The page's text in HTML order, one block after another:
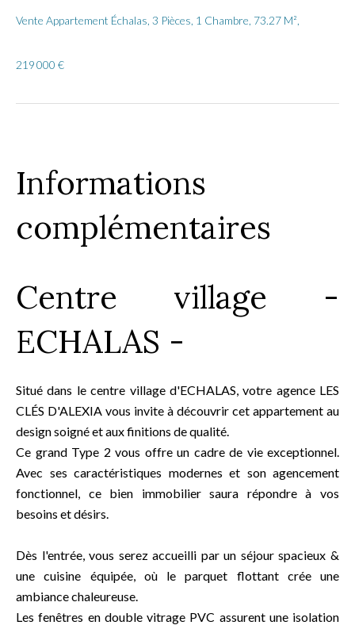
Vente Appartement Échalas, 3 Pièces, 1 Chambre, 73.27 M²,
219 000 €
Informations
complémentaires
Centre village -
ECHALAS -
Situé dans le centre village d'ECHALAS, votre agence LES
CLÉS D'ALEXIA vous invite à découvrir cet appartement au
design soigné et aux finitions de qualité.
Ce grand Type 2 vous offre un cadre de vie exceptionnel.
Avec ses caractéristiques modernes et son agencement
fonctionnel, ce bien immobilier saura répondre à vos
besoins et désirs.
Dès l'entrée, vous serez accueilli par un séjour spacieux &
une cuisine équipée, où le parquet flottant crée une
ambiance chaleureuse.
Les fenêtres en double vitrage PVC assurent une isolation